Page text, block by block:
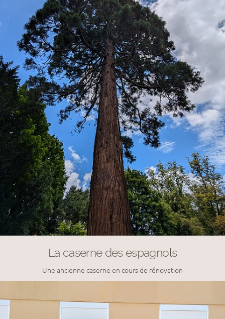
La caserne des espagnols
Une ancienne caserne en cours de rénovation